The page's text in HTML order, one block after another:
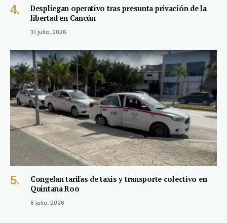
Despliegan operativo tras presunta privación de la
libertad en Cancún
31 julio, 2026
Congelan tarifas de taxis y transporte colectivo en
Quintana Roo
8 julio, 2026